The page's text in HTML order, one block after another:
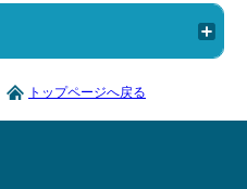
トップページへ戻る